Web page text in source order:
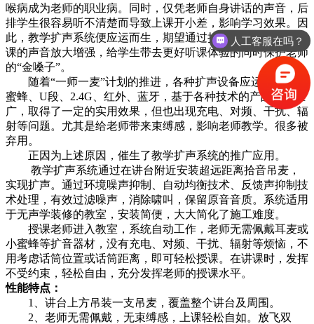
喉病成为老师的职业病。同时，仅凭老师自身讲话的声音，后
排学生很容易听不清楚而导致上课开小差，影响学习效果。因
此，教学扩声系统便应运而生，期望通过扩声设备，将老师授
课的声音放大增强，给学生带去更好听课体验的同时保护老师
的“金嗓子”。
随着“一师一麦”计划的推进，各种扩声设备应运而生。小
蜜蜂、U段、2.4G、红外、蓝牙，基于各种技术的产品逐步推
广，取得了一定的实用效果，但也出现充电、对频、干扰、辐
射等问题。尤其是给老师带来束缚感，影响老师教学。很多被
弃用。
正因为上述原因，催生了教学扩声系统的推广应用。
教学扩声系统通过在讲台附近安装超远距离拾音吊麦，
实现扩声。通过环境噪声抑制、自动均衡技术、反馈声抑制技
术处理，有效过滤噪声，消除啸叫，保留原音音质。系统适用
于无声学装修的教室，安装简便，大大简化了施工难度。
授课老师进入教室，系统自动工作，老师无需佩戴耳麦或
小蜜蜂等扩音器材，没有充电、对频、干扰、辐射等烦恼，不
用考虑话筒位置或话筒距离，即可轻松授课。在讲课时，发挥
不受约束，轻松自由，充分发挥老师的授课水平。
性能特点：
1、讲台上方吊装一支吊麦，覆盖整个讲台及周围。
2、老师无需佩戴，无束缚感，上课轻松自如。放飞双
人工客服在吗？